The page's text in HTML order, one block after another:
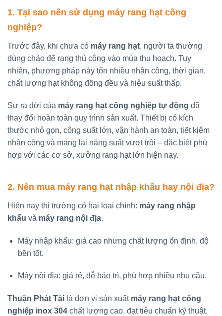
1. Tại sao nên sử dụng máy rang hạt công
nghiệp?
Trước đây, khi chưa có máy rang hạt, người ta thường
dùng chảo để rang thủ công vào mùa thu hoạch. Tuy
nhiên, phương pháp này tốn nhiều nhân công, thời gian,
chất lượng hạt không đồng đều và hiệu suất thấp.
Sự ra đời của máy rang hạt công nghiệp tự động đã
thay đổi hoàn toàn quy trình sản xuất. Thiết bị có kích
thước nhỏ gọn, công suất lớn, vận hành an toàn, tiết kiệm
nhân công và mang lại năng suất vượt trội – đặc biệt phù
hợp với các cơ sở, xưởng rang hạt lớn hiện nay.
2. Nên mua máy rang hạt nhập khẩu hay nội địa?
Hiện nay thị trường có hai loại chính: máy rang nhập
khẩu và máy rang nội địa.
Máy nhập khẩu: giá cao nhưng chất lượng ổn định, độ
bền tốt.
Máy nội địa: giá rẻ, dễ bảo trì, phù hợp nhiều nhu cầu.
Thuận Phát Tài là đơn vị sản xuất máy rang hạt công
nghiệp inox 304 chất lượng cao, đạt tiêu chuẩn kỹ thuật,